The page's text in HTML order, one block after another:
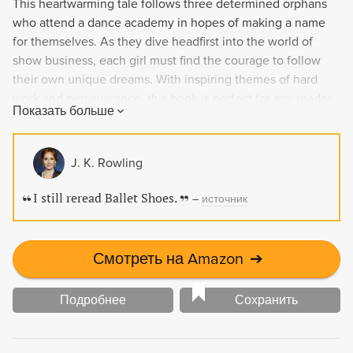
This heartwarming tale follows three determined orphans
who attend a dance academy in hopes of making a name
for themselves. As they dive headfirst into the world of
show business, each girl must find the courage to follow
their own unique dreams. With inspiring themes of hard
looking to be swept off their feet by an uplifting story.
Показать больше
J. K. Rowling
I still reread Ballet Shoes. – источник
Смотреть на Amazon ➔
Подробнее Сохранить